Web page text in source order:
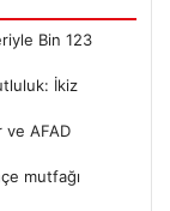
Bin 123
İkiz
ve AFAD
mutfağı